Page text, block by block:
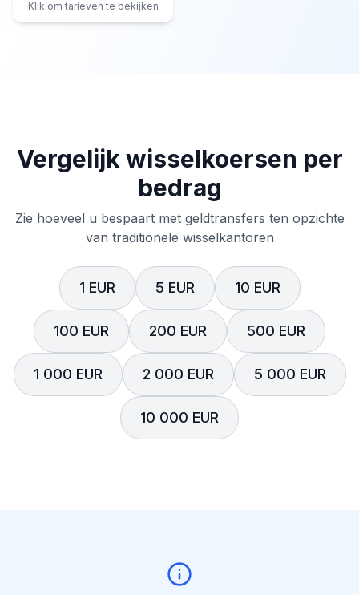
Klik om tarieven te bekijken
Vergelijk wisselkoersen per
bedrag
Zie hoeveel u bespaart met geldtransfers ten opzichte
van traditionele wisselkantoren
1 EUR 5 EUR 10 EUR
100 EUR 200 EUR 500 EUR
1 000 EUR 2 000 EUR 5 000 EUR
10 000 EUR